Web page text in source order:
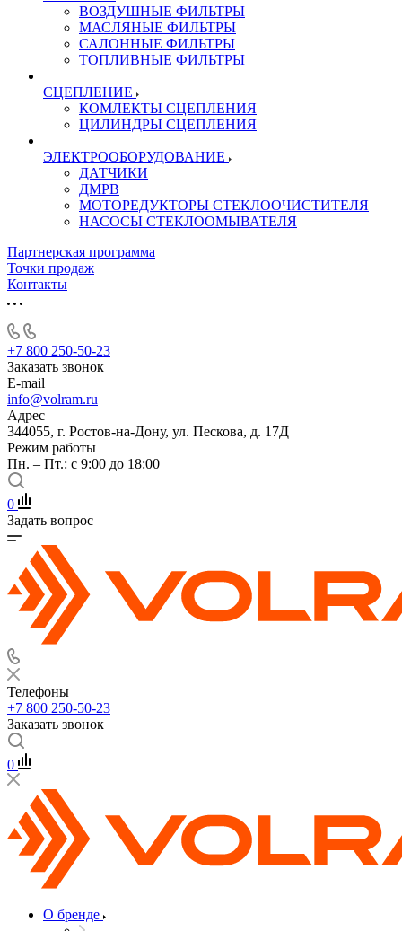
ВОЗДУШНЫЕ ФИЛЬТРЫ
МАСЛЯНЫЕ ФИЛЬТРЫ
САЛОННЫЕ ФИЛЬТРЫ
ТОПЛИВНЫЕ ФИЛЬТРЫ
СЦЕПЛЕНИЕ
КОМЛЕКТЫ СЦЕПЛЕНИЯ
ЦИЛИНДРЫ СЦЕПЛЕНИЯ
ЭЛЕКТРООБОРУДОВАНИЕ
ДАТЧИКИ
ДМРВ
МОТОРЕДУКТОРЫ СТЕКЛООЧИСТИТЕЛЯ
НАСОСЫ СТЕКЛООМЫВАТЕЛЯ
Партнерская программа
Точки продаж
Контакты
+7 800 250-50-23
Заказать звонок
E-mail
info@volram.ru
Адрес
344055, г. Ростов-на-Дону, ул. Пескова, д. 17Д
Режим работы
Пн. – Пт.: с 9:00 до 18:00
0
Задать вопрос
Телефоны
+7 800 250-50-23
Заказать звонок
0
О бренде